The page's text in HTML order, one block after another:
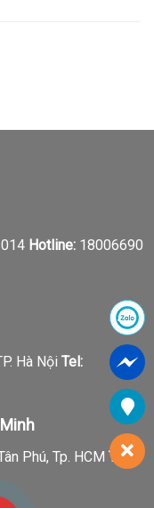
Hotline:18006690
Hà Nội Tel:
Phú, Tp. HCM Tel: